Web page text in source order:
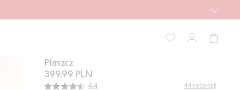
Płaszcz
399,99 PLN
Średnia ocena:
4.4 44 recenzji